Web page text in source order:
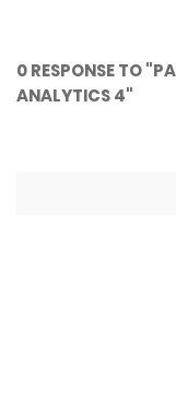
0 RESPONSE TO
ANALYTICS 4"